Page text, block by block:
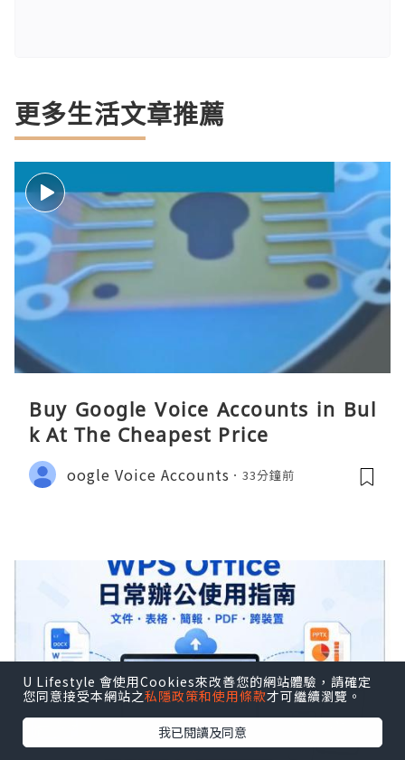
更多生活文章推薦
Buy Google Voice Accounts in Bul
k At The Cheapest Price
oogle Voice Accounts 33分鐘前
U Lifestyle 會使用Cookies來改善您的網站體驗，請確定
您同意接受本網站之私隱政策和使用條款才可繼續瀏覽。
我已閱讀及同意